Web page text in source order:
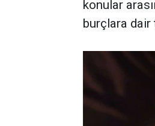
konular
burçlara dair